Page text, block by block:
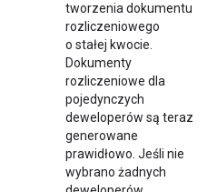
tworzenia dokumentu
rozliczeniowego
o stałej kwocie.
Dokumenty
rozliczeniowe dla
pojedynczych
deweloperów są teraz
generowane
prawidłowo. Jeśli nie
wybrano żadnych